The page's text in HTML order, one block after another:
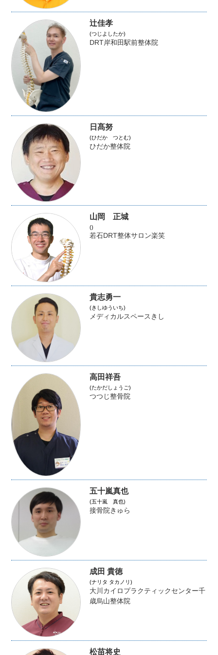
辻佳孝
(つじよしたか)
DRT岸和田駅前整体院
日髙努
(ひだか つとむ)
ひだか整体院
山岡 正城
()
若石DRT整体サロン楽笑
貴志勇一
(きしゆういち)
メディカルスペースきし
高田祥吾
(たかだしょうご)
つつじ整骨院
五十嵐真也
(五十嵐 真也)
接骨院きゅら
成田 貴徳
(ナリタ タカノリ)
大川カイロプラクティックセンター千
歳烏山整体院
松苗将史